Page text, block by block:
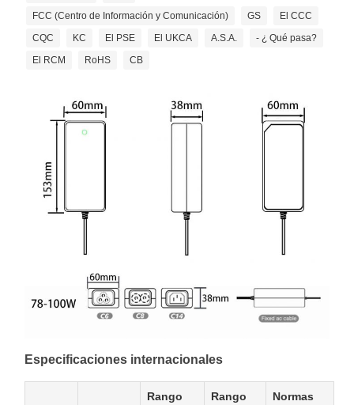
FCC (Centro de Información y Comunicación)
GS
El CCC
CQC
KC El PSE El UKCA A.S.A.
- ¿ Qué pasa?
El RCM
RoHS CB
Especificaciones internacionales
Rango
Rango
Normas